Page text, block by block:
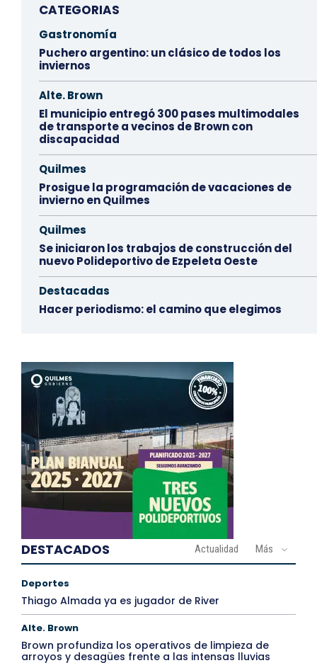
CATEGORIAS
Gastronomía
Puchero argentino: un clásico de todos los
inviernos
Alte. Brown
El municipio entregó 300 pases multimodales
de transporte a vecinos de Brown con
discapacidad
Quilmes
Prosigue la programación de vacaciones de
invierno en Quilmes
Quilmes
Se iniciaron los trabajos de construcción del
nuevo Polideportivo de Ezpeleta Oeste
Destacadas
Hacer periodismo: el camino que elegimos
DESTACADOS Actualidad Más
Deportes
Thiago Almada ya es jugador de River
Alte. Brown
Brown profundiza los operativos de limpieza de
arroyos y desagües frente a las intensas lluvias